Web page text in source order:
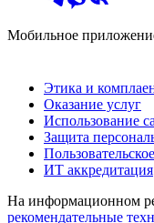
Мобильное
Этика и
Оказание услуг
Использование
Защита
ИТ аккредитация
На информационном
рекомендательные